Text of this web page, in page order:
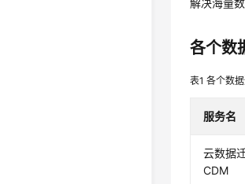
解决海量
各个数
表1各个数
服务名
云数据
CDM